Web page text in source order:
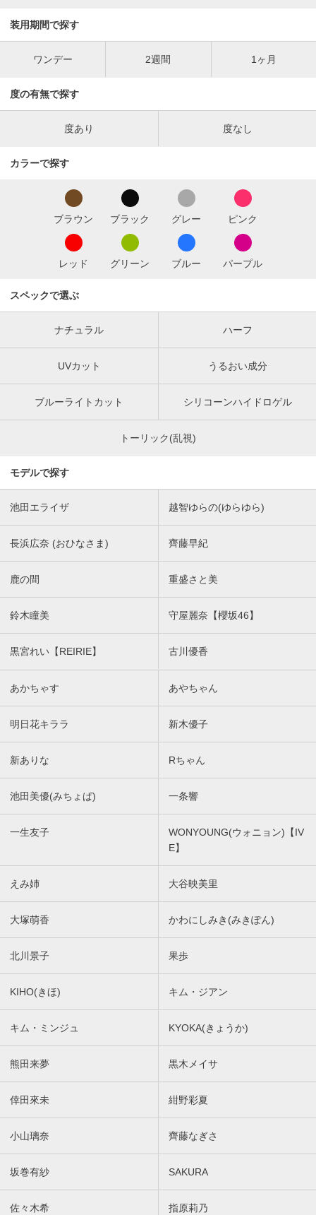
装用期間で探す
ワンデー 2週間 1ヶ月
度の有無で探す
度あり 度なし
カラーで探す
ブラウン ブラック グレー ピンク
レッド グリーン ブルー パープル
スペックで選ぶ
ナチュラル ハーフ
UVカット うるおい成分
ブルーライトカット シリコーンハイドロゲル
トーリック(乱視)
モデルで探す
池田エライザ 越智ゆらの(ゆらゆら)
長浜広奈 (おひなさま) 齊藤早紀
鹿の間 重盛さと美
鈴木瞳美 守屋麗奈【櫻坂46】
黒宮れい【REIRIE】 古川優香
あかちゃす あやちゃん
明日花キララ 新木優子
新ありな Rちゃん
池田美優(みちょぱ) 一条響
一生友子
WONYOUNG(ウォニョン)【IV
E】
えみ姉 大谷映美里
大塚萌香 かわにしみき(みきぽん)
北川景子 果歩
KIHO(きほ) キム・ジアン
キム・ミンジュ KYOKA(きょうか)
熊田来夢 黒木メイサ
倖田來未 紺野彩夏
小山璃奈 齊藤なぎさ
坂巻有紗 SAKURA
佐々木希 指原莉乃